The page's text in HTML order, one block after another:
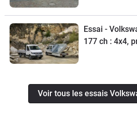
Essai -
177 ch : 4x4,
Voir tous les essais